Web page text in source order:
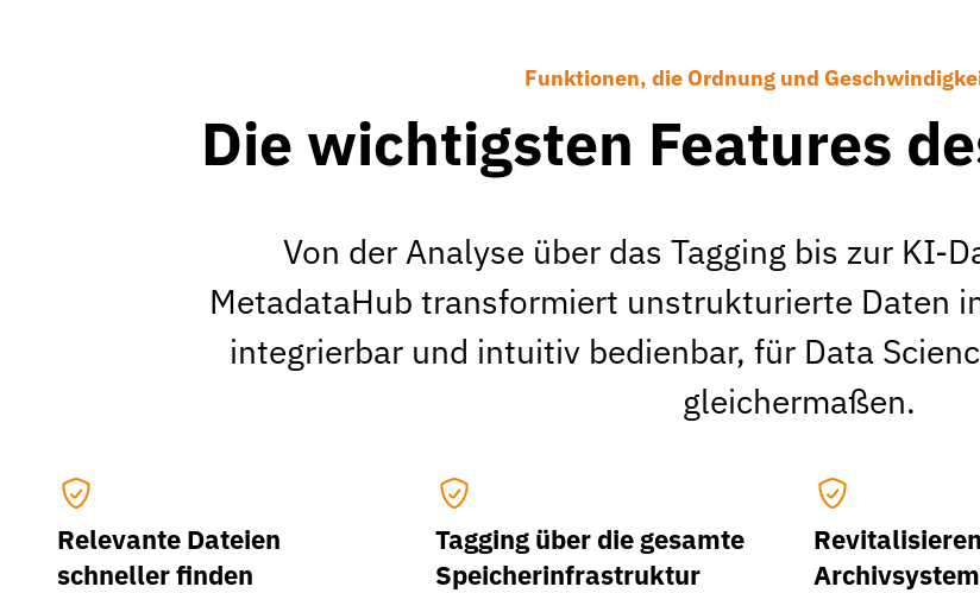
Funktionen, die Ordnung und
Die wichtigsten Features
Von der Analyse über das Tagging bis zur KI-
MetadataHub transformiert unstrukturierte Daten
integrierbar und intuitiv bedienbar, für Data
gleichermaßen.
Relevante Dateien
schneller finden
Tagging über die gesamte
Speicherinfrastruktur